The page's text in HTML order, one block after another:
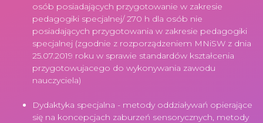
osób posiadających przygotowanie w zakresie
pedagogiki specjalnej/ 270 h dla osób nie
posiadających przygotowania w zakresie pedagogiki
specjalnej (zgodnie z rozporządzeniem MNiSW z dnia
25.07.2019 roku w sprawie standardów kształcenia
przygotowujacego do wykonywania zawodu
nauczyciela)
Dydaktyka specjalna - metody oddziaływań opierające
się na koncepcjach zaburzeń sensorycznych, metody